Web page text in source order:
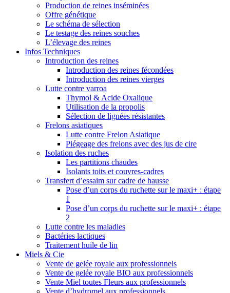
Production de reines inséminées
Offre génétique
Le schéma de sélection
Le testage des reines souches
L’élevage des reines
Infos Techniques
Introduction des reines
Introduction des reines fécondées
Introduction des reines vierges
Lutte contre varroa
Thymol & Acide Oxalique
Utilisation de la propolis
Sélection de lignées résistantes
Frelons asiatiques
Lutte contre Frelon Asiatique
Piégeage des frelons avec des jus de cire
Isolation des ruches
Les partitions chaudes
Isolants toits et couvres-cadres
Transfert d’essaim sur cadre de hausse
Pose d’un corps du ruchette sur le maxi+ : étape
1
Pose d’un corps du ruchette sur le maxi+ : étape
2
Lutte contre les maladies
Bactéries lactiques
Traitement huile de lin
Miels & Cie
Vente de gelée royale aux professionnels
Vente de gelée royale BIO aux professionnels
Vente Miel toutes Fleurs aux professionnels
Vente d’hydromel aux professionnels